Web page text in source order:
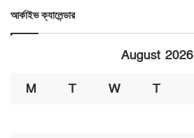
আর্কাইভ ক্যালেন্ডার
August 2026
M T W T